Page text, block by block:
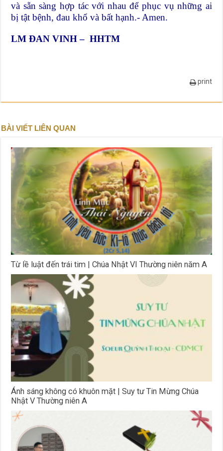
và sẵn sàng hợp tác với nhau để phục vụ những ai
bị tật bệnh, đau khổ và bất hạnh.- Amen.
LM ĐAN VINH – HHTM
print
BÀI VIẾT LIÊN QUAN
Từ lề luật đến trái tim | Chúa Nhật VI Thường niên năm A
Ánh sáng không có khuôn mặt | Suy tư Tin Mừng Chúa
Nhật V Thường niên A